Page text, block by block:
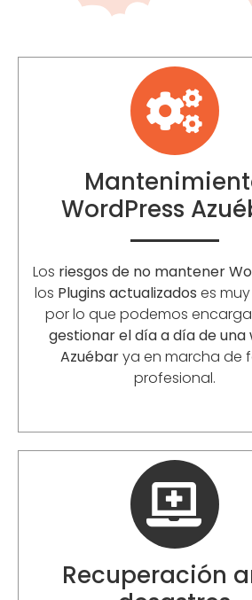
WordPress
Los riesgos de no mantener
los Plugins actualizados es
por lo que podemos
gestionar el día a día de una
Azuébarya en marcha de
profesional.
Recuperación